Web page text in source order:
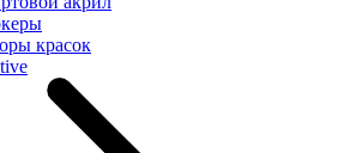
красок